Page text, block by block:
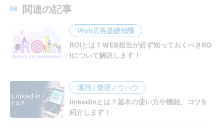
関連の記事
Web広告基礎知識
ROIとは？WEB担当が必ず知っておくべきRO
Iについて解説します！
運用 / 管理ノウハウ
linkedinとは？基本の使い方や機能、コツを
紹介します！